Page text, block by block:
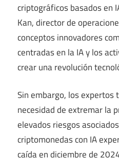
criptográficos basados ​​en
Kan, director de
conceptos innovadores
centradas en la IA y los
crear una revolución
Sin embargo, los expertos
necesidad de extremar la
elevados riesgos
criptomonedas con IA
caída en diciembre de